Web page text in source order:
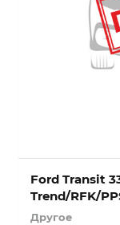
Ford Transit
Trend/RFK/
Другое